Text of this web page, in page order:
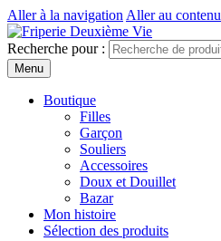
Aller à la navigation Aller au contenu
Recherche pour :
Menu
Boutique
Filles
Garçon
Souliers
Accessoires
Doux et Douillet
Bazar
Mon histoire
Sélection des produits